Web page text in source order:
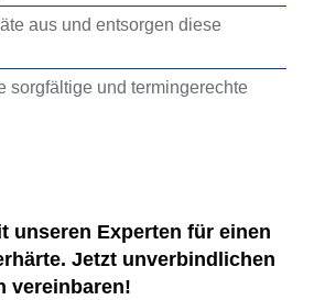
aus und entsorgen diese
sorgfältige und termingerechte
unseren Experten für einen
Jetzt unverbindlichen
vereinbaren!